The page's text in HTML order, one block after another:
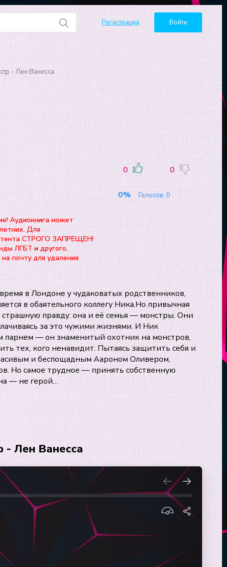
Регистрация Войти
- Лен Ванесса
Аудиокнига может
Для
СТРОГО ЗАПРЕЩЕН!
ЛГБТ и другого,
почту для удаления
0 0
0% Голосов: 0
в Лондоне у чудаковатых родственников,
в обаятельного коллегу Ника.Но привычная
правду: она и её семья — монстры. Они
за это чужими жизнями. И Ник
парнем — он знаменитый охотник на монстров,
тех, кого ненавидит. Пытаясь защитить себя и
и беспощадным Аароном Оливером,
Но самое трудное — принять собственную
— не герой…
- Лен Ванесса